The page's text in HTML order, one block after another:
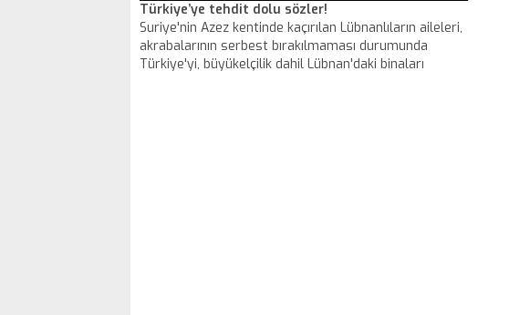
Türkiye’ye tehdit dolu sözler!
Suriye'nin Azez kentinde kaçırılan Lübnanlıların aileleri,
akrabalarının serbest bırakılmaması durumunda
Türkiye'yi, büyükelçilik dahil Lübnan'daki binaları